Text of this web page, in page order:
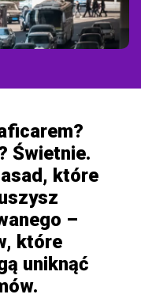
Świetnie.
które
–
które
uniknąć